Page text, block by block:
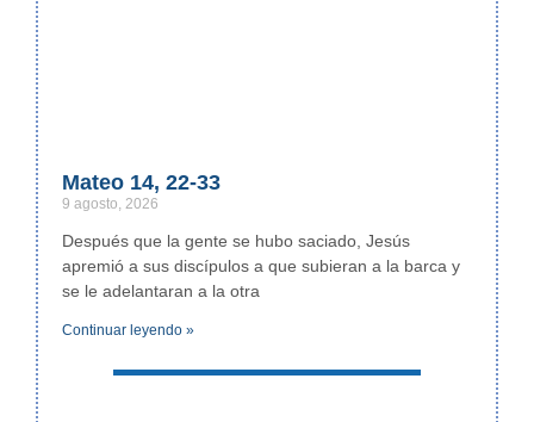
Mateo 14, 22-33
9 agosto, 2026
Después que la gente se hubo saciado, Jesús
apremió a sus discípulos a que subieran a la barca y
se le adelantaran a la otra
Continuar leyendo »